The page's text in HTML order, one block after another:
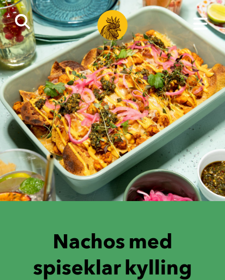
Nachos med
spiseklar kylling